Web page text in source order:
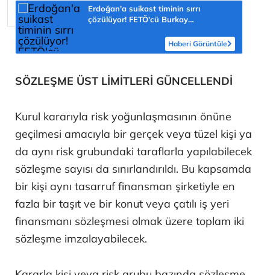
Erdoğan'a suikast timinin sırrı
çözülüyor! FETÖ'cü Burkay
Haberi Görüntüle
SÖZLEŞME ÜST LİMİTLERİ GÜNCELLENDİ
Kurul kararıyla risk yoğunlaşmasının önüne
geçilmesi amacıyla bir gerçek veya tüzel kişi ya
da aynı risk grubundaki taraflarla yapılabilecek
sözleşme sayısı da sınırlandırıldı. Bu kapsamda
bir kişi aynı tasarruf finansman şirketiyle en
fazla bir taşıt ve bir konut veya çatılı iş yeri
finansmanı sözleşmesi olmak üzere toplam iki
sözleşme imzalayabilecek.